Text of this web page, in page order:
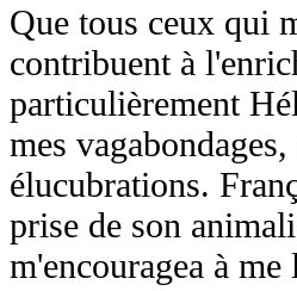
Que tous ceux qui
contribuent à
particulièrement
mes
élucubrations.
prise de son
m'encouragea à